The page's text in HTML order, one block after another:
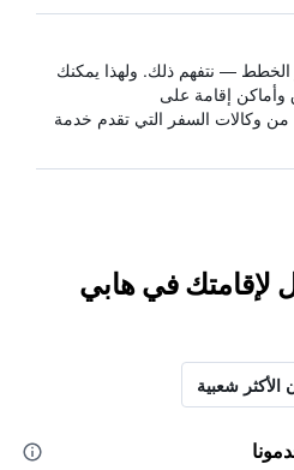
الخطط — نتفهم ذلك. ولهذا يمكنك
إقامة على
HotelsCombined من وكالات السفر التي تقدم خدمة
لإقامتك في هابي
الأكثر شعبية